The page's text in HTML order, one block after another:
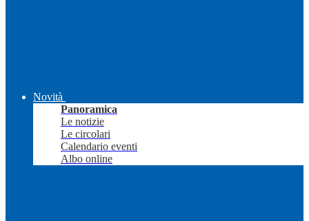
Novità
Panoramica
Le notizie
Le circolari
Calendario eventi
Albo online